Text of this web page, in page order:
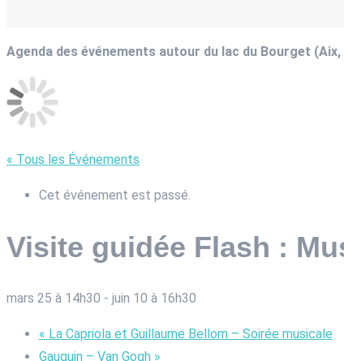
Agenda des événements autour du lac du Bourget
« Tous les Événements
Cet événement est passé.
Visite guidée Flash :
mars 25 à 14h30 - juin 10 à 16h30
« La Capriola et Guillaume Bellom – Soirée musicale
Gauguin – Van Gogh »